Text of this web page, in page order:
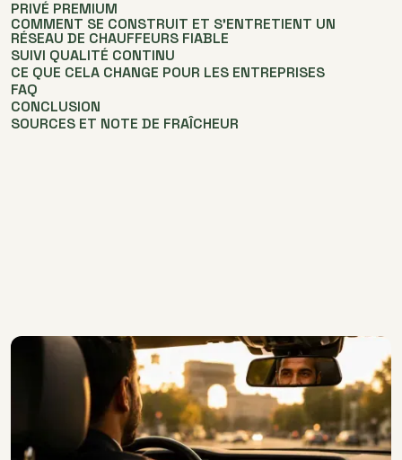
PRIVÉ PREMIUM
COMMENT SE CONSTRUIT ET S'ENTRETIENT UN
RÉSEAU DE CHAUFFEURS FIABLE
SUIVI QUALITÉ CONTINU
CE QUE CELA CHANGE POUR LES ENTREPRISES
FAQ
CONCLUSION
SOURCES ET NOTE DE FRAÎCHEUR
Réserver un trajet sur une application prend quelques
secondes ; bâtir un réseau de chauffeurs premium
capable de transporter un dirigeant, un client
stratégique ou une délégation prend des années.
Derrière chaque course irréprochable se trouve un